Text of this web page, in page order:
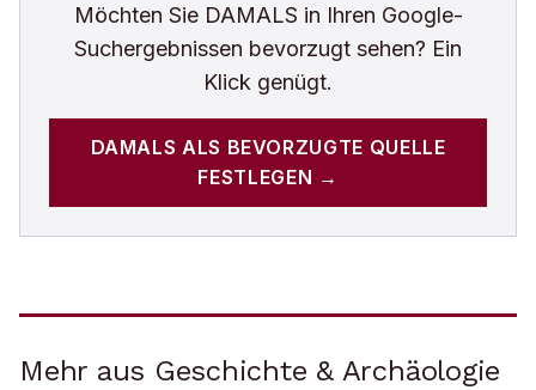
Möchten Sie DAMALS in Ihren Google-
Suchergebnissen bevorzugt sehen? Ein
Klick genügt.
DAMALS ALS BEVORZUGTE QUELLE
FESTLEGEN →
Mehr aus Geschichte & Archäologie